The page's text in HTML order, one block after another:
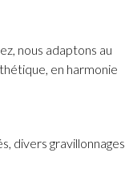
nous adaptons au
en harmonie
divers gravillonnages